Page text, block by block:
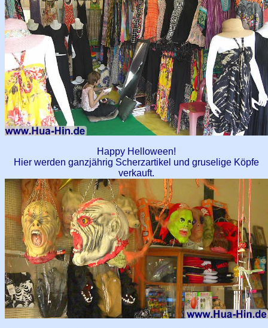
Happy Helloween!
Hier werden ganzjährig Scherzartikel und gruselige Köpfe
verkauft.